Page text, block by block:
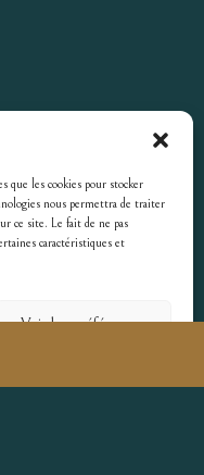
que les cookies pour stocker
nous permettra de traiter
ce site. Le fait de ne pas
caractéristiques et
Voir les préférences